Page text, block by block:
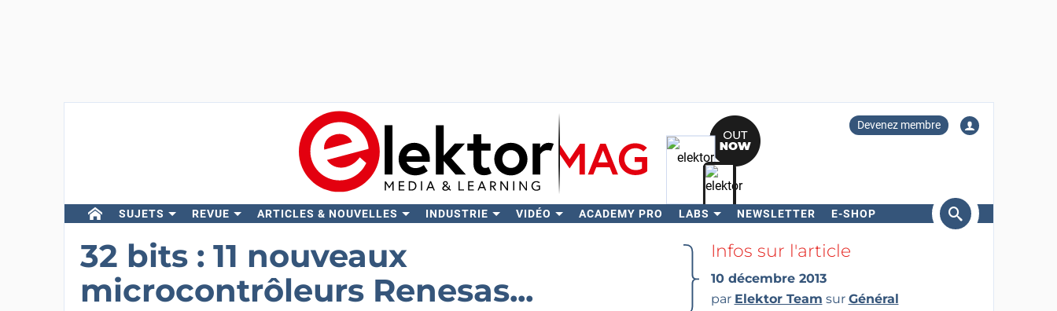
Devenez membre
SUJETS REVUE ARTICLES & NOUVELLES INDUSTRIE VIDÉO ACADEMY PRO LABS NEWSLETTER E-SHOP
Rechercher
32 bits : 11 nouveaux
microcontrôleurs Renesas...
Infos sur l'article
10 décembre 2013
par Elektor Team sur Général